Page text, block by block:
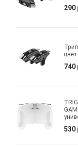
290
740
530